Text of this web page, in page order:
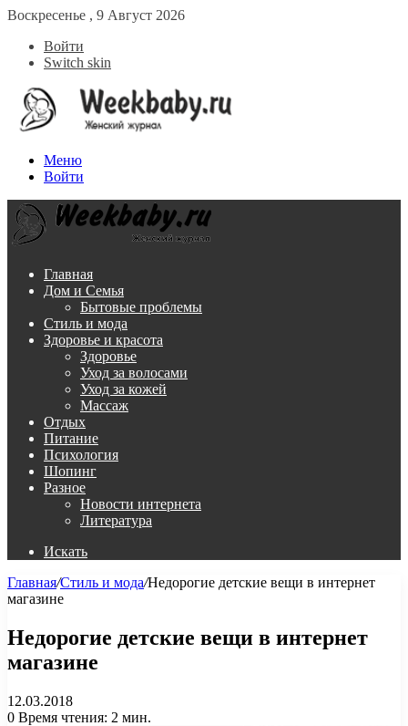
Воскресенье , 9 Август 2026
Войти
Switch skin
Меню
Войти
Главная
Дом и Семья
Бытовые проблемы
Стиль и мода
Здоровье и красота
Здоровье
Уход за волосами
Уход за кожей
Массаж
Отдых
Питание
Психология
Шопинг
Разное
Новости интернета
Литература
Искать
Главная/Стиль и мода/Недорогие детские вещи в интернет
магазине
Недорогие детские вещи в интернет
магазине
12.03.2018
0 Время чтения: 2 мин.